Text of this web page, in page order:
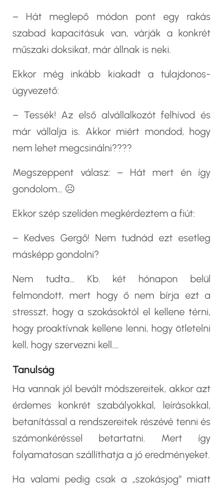
– Hát meglepő módon pont egy rakás
szabad kapacitásuk van, várják a konkrét
műszaki doksikat, már állnak is neki.
Ekkor még inkább kiakadt a tulajdonos-
ügyvezető:
– Tessék! Az első alvállalkozót felhívod és
már vállalja is. Akkor miért mondod, hogy
nem lehet megcsinálni????
Megszeppent válasz: – Hát mert én így
gondolom… ☹
Ekkor szép szelíden megkérdeztem a fiút:
– Kedves Gergő! Nem tudnád ezt esetleg
másképp gondolni?
Nem tudta… Kb. két hónapon belül
felmondott, mert hogy ő nem bírja ezt a
stresszt, hogy a szokásoktól el kellene térni,
hogy proaktívnak kellene lenni, hogy ötletelni
kell, hogy szervezni kell….
Tanulság
Ha vannak jól bevált módszereitek, akkor azt
érdemes konkrét szabályokkal, leírásokkal,
betanítással a rendszereitek részévé tenni és
számonkéréssel betartatni. Mert így
folyamatosan szállíthatja a jó eredményeket.
Ha valami pedig csak a „szokásjog” miatt